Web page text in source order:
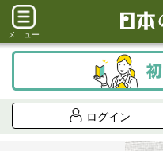
メニュー
ログイン